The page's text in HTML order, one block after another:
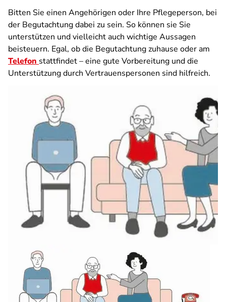
Bitten Sie einen Angehörigen oder Ihre Pflegeperson, bei
der Begutachtung dabei zu sein. So können sie Sie
unterstützen und vielleicht auch wichtige Aussagen
beisteuern. Egal, ob die Begutachtung zuhause oder am
Telefon stattfindet – eine gute Vorbereitung und die
Unterstützung durch Vertrauenspersonen sind hilfreich.